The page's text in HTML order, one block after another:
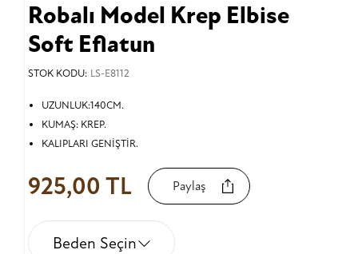
Robalı Model Krep Elbise
Soft Eflatun
STOK KODU: LS-E8112
UZUNLUK:140CM.
KUMAŞ: KREP.
KALIPLARI GENİŞTİR.
925,00 TL Paylaş
Beden Seçin